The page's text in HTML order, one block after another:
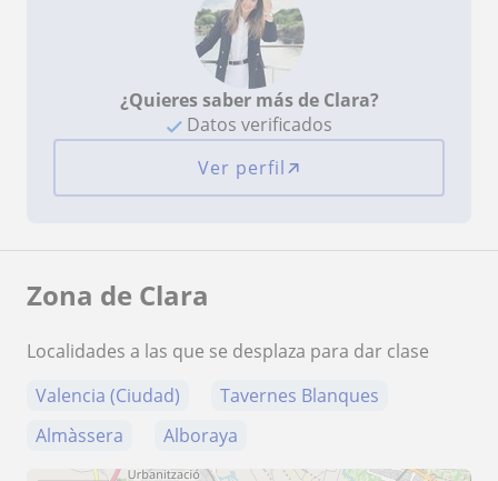
¿Quieres saber más de Clara?
Datos verificados
Ver perfil
Zona de Clara
Localidades a las que se desplaza para dar clase
Valencia (Ciudad)
Tavernes Blanques
Almàssera
Alboraya